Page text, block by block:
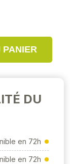
DU
en 72h
en 72h